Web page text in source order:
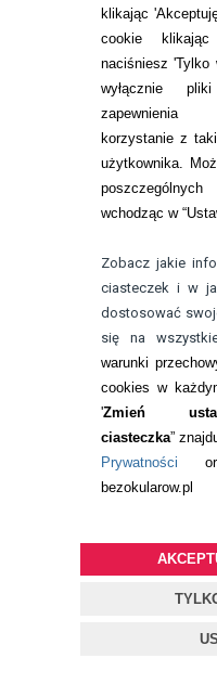
klikając
cookie
naciśniesz 'Tylko
wyłącznie
zapewnienia
korzystanie z
użytkownika.
wchodząc w
Zobacz jakie
ciasteczek i w
dostosować
się na
warunki
cookies w
'Zmień
ciasteczka”
Prywatności
bezokularow.pl